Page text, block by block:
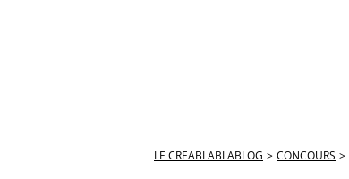
LE CREABLABLABLOG > CONCOURS >